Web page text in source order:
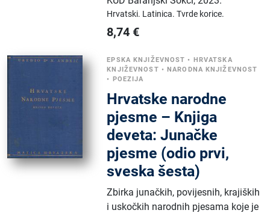
Hrvatski. Latinica.Tvrde korice.
8,74 €
EPSKA KNJIŽEVNOST • HRVATSKA
KNJIŽEVNOST •NARODNA KNJIŽEVNOST
• POEZIJA
Hrvatske narodne
pjesme – Knjiga
deveta: Junačke
pjesme (odio prvi,
sveska šesta)
Zbirka junačkih, povijesnih, krajiških
i uskočkih narodnih pjesama koje je